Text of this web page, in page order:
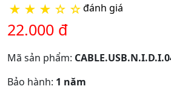
★ ★ ★ ☆ ☆đánh giá
22.000 đ
Mã sản phẩm:
Bảo hành: 1 năm